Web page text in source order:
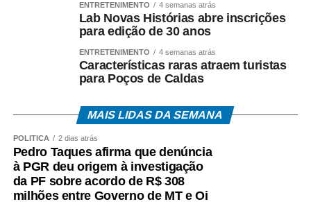
ENTRETENIMENTO 4 semanas atrás
Lab Novas Histórias abre inscrições
para edição de 30 anos
ENTRETENIMENTO 4 semanas atrás
Características raras atraem turistas
para Poços de Caldas
MAIS LIDAS DA SEMANA
POLÍTICA 2 dias atrás
Pedro Taques afirma que denúncia
à PGR deu origem à investigação
da PF sobre acordo de R$ 308
milhões entre Governo de MT e Oi